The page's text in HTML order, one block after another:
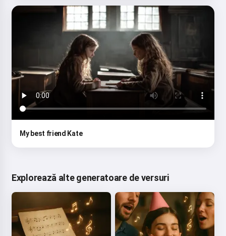
My best friend Kate
Explorează alte generatoare de versuri